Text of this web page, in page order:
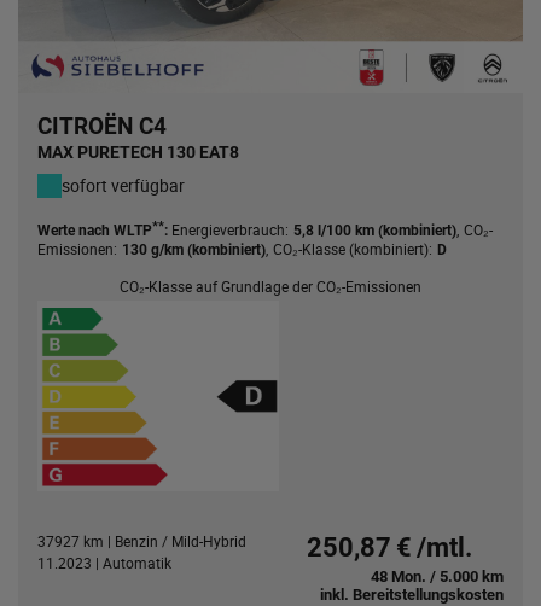
CITROËN C4
MAX PURETECH 130 EAT8
sofort verfügbar
Werte nach WLTP**: Energieverbrauch: 5,8 l/100 km (kombiniert) CO₂-
Emissionen: 130 g/km (kombiniert) CO₂-Klasse (kombiniert): D
CO₂-Klasse auf Grundlage der CO₂-Emissionen
37927 km | Benzin / Mild-Hybrid
11.2023 | Automatik
250,87 € /mtl.
48 Mon. / 5.000 km
inkl. Bereitstellungskosten